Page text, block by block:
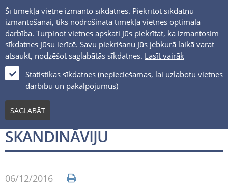
Šī tīmekļa vietne izmanto sīkdatnes. Piekrītot sīkdatņu
izmantošanai, tiks nodrošināta tīmekļa vietnes optimāla
darbība. Turpinot vietnes apskati Jūs piekrītat, ka izmantosim
sīkdatnes Jūsu ierīcē. Savu piekrišanu Jūs jebkurā laikā varat
atsaukt, nodzēšot saglabātās sīkdatnes. Lasīt vairāk
Statistikas sīkdatnes (nepieciešamas, lai uzlabotu vietnes
darbību un pakalpojumus)
SAGLABĀT
Jaunumi un notikumi
VENTSPILS – VĀRTI UZ
SKANDINĀVIJU
06/12/2016